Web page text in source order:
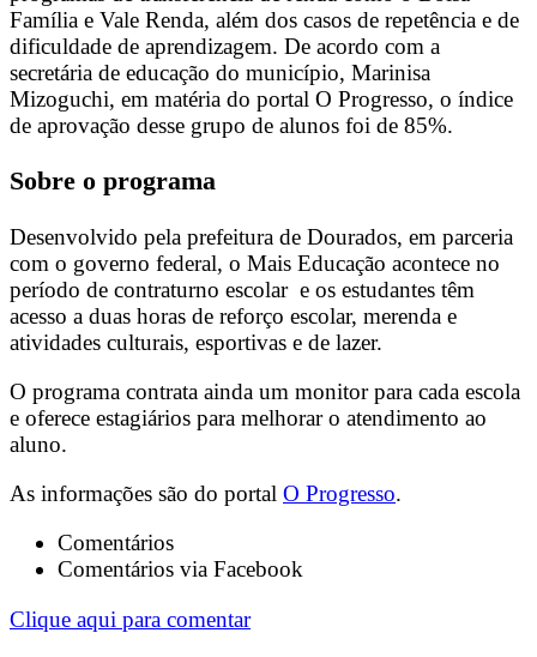
Família e Vale Renda, além dos casos de repetência e de
dificuldade de aprendizagem. De acordo com a
secretária de educação do município, Marinisa
Mizoguchi, em matéria do portal O Progresso, o índice
de aprovação desse grupo de alunos foi de 85%.
Sobre o programa
Desenvolvido pela prefeitura de Dourados, em parceria
com o governo federal, o Mais Educação acontece no
período de contraturno escolar e os estudantes têm
acesso a duas horas de reforço escolar, merenda e
atividades culturais, esportivas e de lazer.
O programa contrata ainda um monitor para cada escola
e oferece estagiários para melhorar o atendimento ao
aluno.
As informações são do portal O Progresso.
Comentários
Comentários via Facebook
Clique aqui para comentar